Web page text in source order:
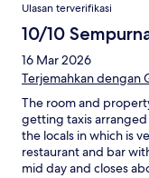
Ulasan terverifikasi
10/10
16 Mar 2026
Terjemahkan dengan
The room and
getting taxis
the locals in which is
restaurant and bar
mid day and closes